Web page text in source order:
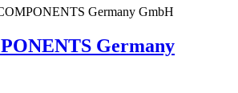
Germany